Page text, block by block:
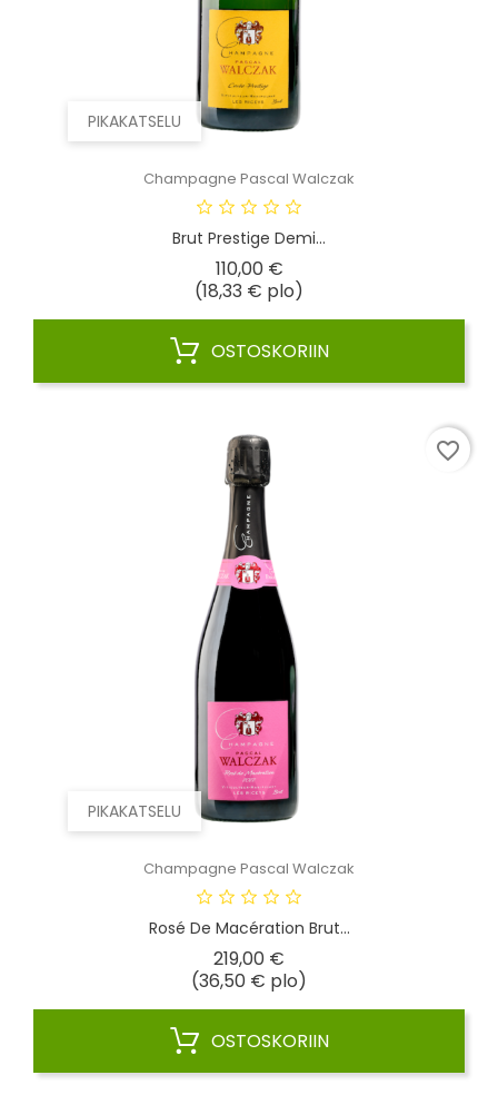
PIKAKATSELU
Champagne Pascal Walczak
Brut Prestige Demi...
110,00 €Hinta
(18,33 € plo)
OSTOSKORIIN
PIKAKATSELU
Champagne Pascal Walczak
Rosé De Macération Brut...
219,00 €
(36,50 € plo)
OSTOSKORIIN
favorite_border